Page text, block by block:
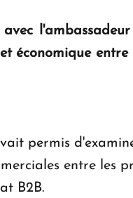
économique
permis
entre les
B2B.